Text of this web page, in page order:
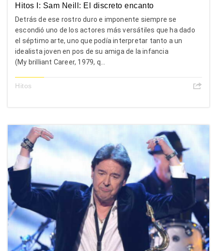
Hitos I: Sam Neill: El discreto encanto
Detrás de ese rostro duro e imponente siempre se
escondió uno de los actores más versátiles que ha dado
el séptimo arte, uno que podía interpretar tanto a un
idealista joven en pos de su amiga de la infancia
(My brilliant Career, 1979, q...
Hitos